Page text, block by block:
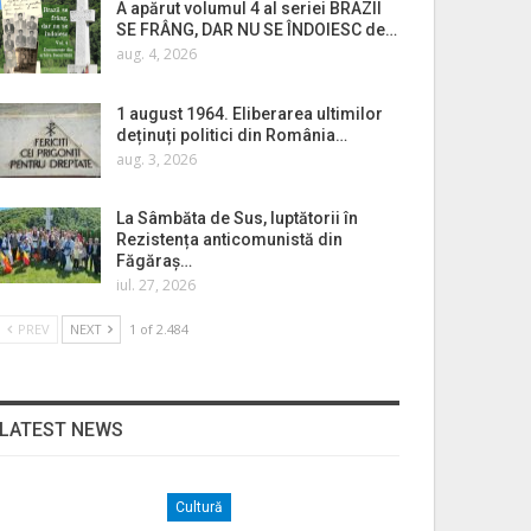
A apărut volumul 4 al seriei BRAZII
SE FRÂNG, DAR NU SE ÎNDOIESC de…
aug. 4, 2026
1 august 1964. Eliberarea ultimilor
deținuți politici din România…
aug. 3, 2026
La Sâmbăta de Sus, luptătorii în
Rezistența anticomunistă din
Făgăraș…
iul. 27, 2026
PREV NEXT 1 of 2.484
NEWS
Cultură